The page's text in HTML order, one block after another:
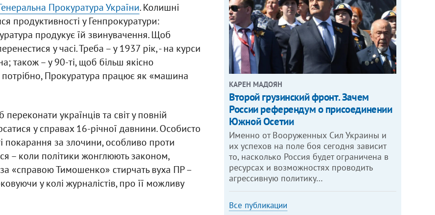
Прокуратура України. Колишні
продуктивності у Генпрокуратури:
продукує їй звинувачення. Щоб
у часі. Треба – у 1937 рік, - на курси
також – у 90-ті, щоб більш якісно
Прокуратура працює як «машина
українців та світ у повній
у справах 16-річної давнини. Особисто
покарання за злочини, особливо проти
– коли політики жонглюють законом,
«справою Тимошенко» стирчать вуха ПР –
у колі журналістів, про її можливу
КАРЕН МАДОЯН
Второй грузинский фронт. Зачем
России референдум о присоединении
Южной Осетии
Именно от Вооруженных Сил Украины и
их успехов на поле боя сегодня зависит
то, насколько Россия будет ограничена в
ресурсах и возможностях проводить
агрессивную политику…
Все публикации